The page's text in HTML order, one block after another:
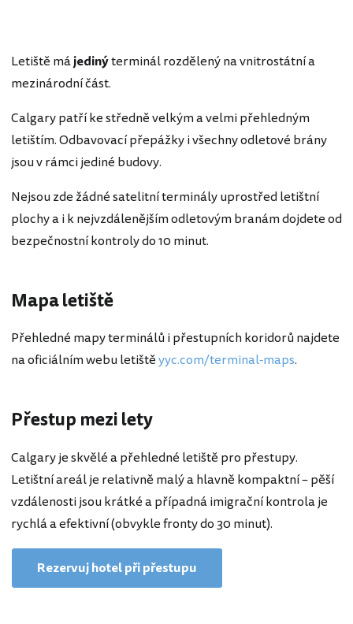
Letiště májedinýterminál rozdělený na vnitrostátní a
mezinárodní část.
Calgary patří ke středně velkým a velmi přehledným
letištím. Odbavovací přepážky i všechny odletové brány
jsou v rámci jediné budovy.
Nejsou zde žádné satelitní terminály uprostřed letištní
plochy a i k nejvzdálenějším odletovým branám dojdete od
bezpečnostní kontroly do 10 minut.
Mapa letiště
Přehledné mapy terminálů i přestupních koridorů najdete
na oficiálním webu letištěyyc.com/terminal-maps.
Přestup mezi lety
Calgary je skvělé a přehledné letiště pro přestupy.
Letištní areál je relativně malý a hlavně kompaktní – pěší
vzdálenosti jsou krátké a případná imigrační kontrola je
rychlá a efektivní (obvykle fronty do 30 minut).
Rezervuj hotel při přestupu